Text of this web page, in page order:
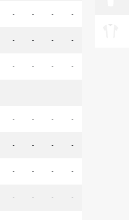
- - - -
- - - -
- - - -
- - - -
- - - -
- - - -
- - - -
- - - -